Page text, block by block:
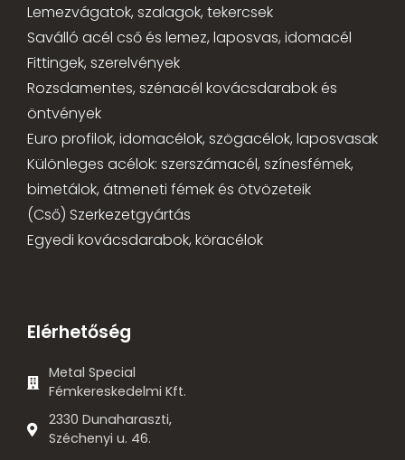
Lemezvágatok, szalagok, tekercsek
Saválló acél cső és lemez, laposvas, idomacél
Fittingek, szerelvények
Rozsdamentes, szénacél kovácsdarabok és
öntvények
Euro profilok, idomacélok, szögacélok, laposvasak
Különleges acélok: szerszámacél, színesfémek,
bimetálok, átmeneti fémek és ötvözeteik
(Cső) Szerkezetgyártás
Egyedi kovácsdarabok, köracélok
Elérhetőség
Metal Special
Fémkereskedelmi Kft.
2330 Dunaharaszti,
Széchenyi u. 46.